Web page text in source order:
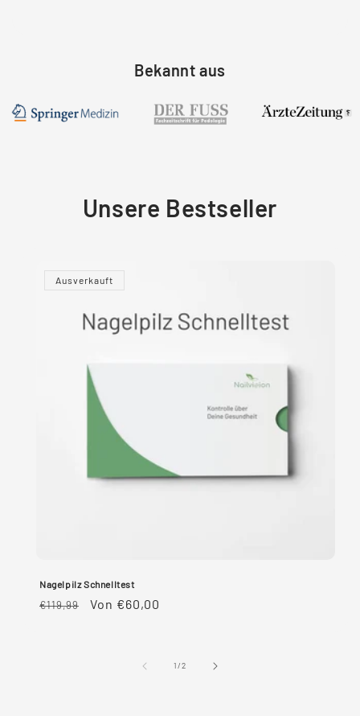
Bekannt aus
Unsere Bestseller
Ausverkauft
Nagelpilz Schnelltest
Normaler
€119,99 Verkaufspreis
Von €60,00
1/von
2